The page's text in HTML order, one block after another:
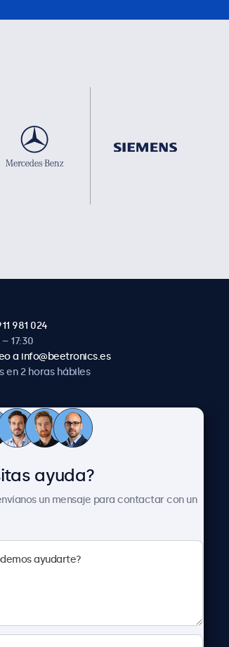
981 024
17:30
a info@beetronics.es
en 2 horas hábiles
Sobre Beetronics
Trabaja con nosotros
Términos y Condiciones
ayuda?
un mensaje para contactar con un